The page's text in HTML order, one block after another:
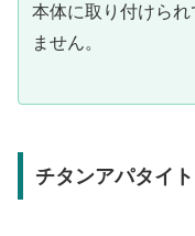
本体に取り付けら
ません。
チタンアパタイ